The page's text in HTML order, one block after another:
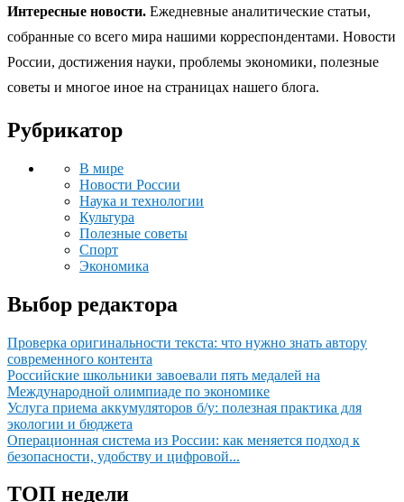
Интересные новости. Ежедневные аналитические статьи,
собранные со всего мира нашими корреспондентами. Новости
России, достижения науки, проблемы экономики, полезные
советы и многое иное на страницах нашего блога.
Рубрикатор
В мире
Новости России
Наука и технологии
Культура
Полезные советы
Спорт
Экономика
Выбор редактора
Проверка оригинальности текста: что нужно знать автору
современного контента
Российские школьники завоевали пять медалей на
Международной олимпиаде по экономике
Услуга приема аккумуляторов б/у: полезная практика для
экологии и бюджета
Операционная система из России: как меняется подход к
безопасности, удобству и цифровой...
ТОП недели